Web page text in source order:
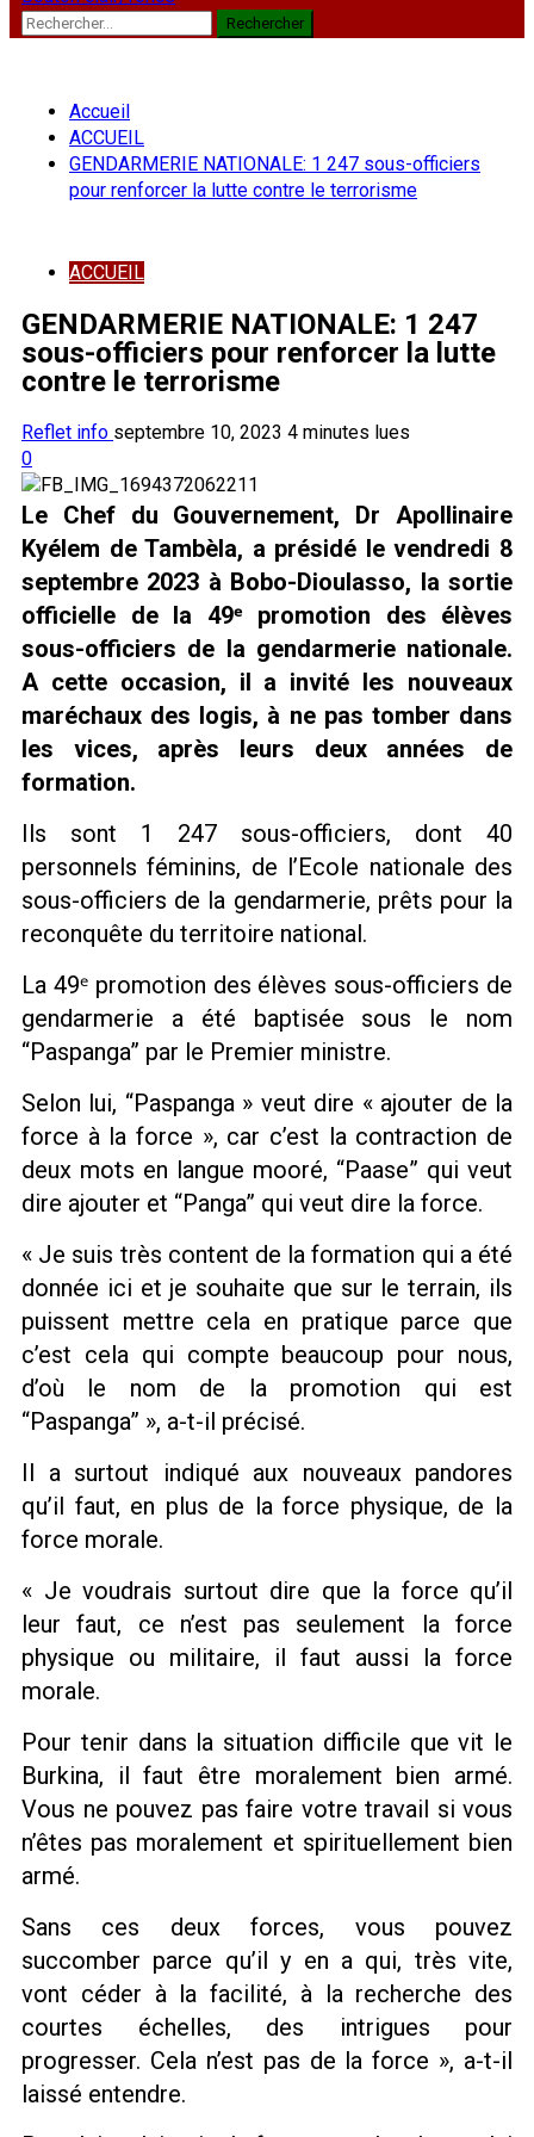
Rechercher :
Accueil
ACCUEIL
GENDARMERIE NATIONALE: 1 247 sous-officiers
pour renforcer la lutte contre le terrorisme
ACCUEIL
GENDARMERIE NATIONALE: 1 247
sous-officiers pour renforcer la lutte
contre le terrorisme
Reflet info septembre 10, 2023 4 minutes lues
0
Le Chef du Gouvernement, Dr Apollinaire
Kyélem de Tambèla, a présidé le vendredi 8
septembre 2023 à Bobo-Dioulasso, la sortie
officielle de la 49ᵉ promotion des élèves
sous-officiers de la gendarmerie nationale.
A cette occasion, il a invité les nouveaux
maréchaux des logis, à ne pas tomber dans
les vices, après leurs deux années de
formation.
Ils sont 1 247 sous-officiers, dont 40
personnels féminins, de l’Ecole nationale des
sous-officiers de la gendarmerie, prêts pour la
reconquête du territoire national.
La 49ᵉ promotion des élèves sous-officiers de
gendarmerie a été baptisée sous le nom
“Paspanga” par le Premier ministre.
Selon lui, “Paspanga » veut dire « ajouter de la
force à la force », car c’est la contraction de
deux mots en langue mooré, “Paase” qui veut
dire ajouter et “Panga” qui veut dire la force.
« Je suis très content de la formation qui a été
donnée ici et je souhaite que sur le terrain, ils
puissent mettre cela en pratique parce que
c’est cela qui compte beaucoup pour nous,
d’où le nom de la promotion qui est
“Paspanga” », a-t-il précisé.
Il a surtout indiqué aux nouveaux pandores
qu’il faut, en plus de la force physique, de la
force morale.
« Je voudrais surtout dire que la force qu’il
leur faut, ce n’est pas seulement la force
physique ou militaire, il faut aussi la force
morale.
Pour tenir dans la situation difficile que vit le
Burkina, il faut être moralement bien armé.
Vous ne pouvez pas faire votre travail si vous
n’êtes pas moralement et spirituellement bien
armé.
Sans ces deux forces, vous pouvez
succomber parce qu’il y en a qui, très vite,
vont céder à la facilité, à la recherche des
courtes échelles, des intrigues pour
progresser. Cela n’est pas de la force », a-t-il
laissé entendre.